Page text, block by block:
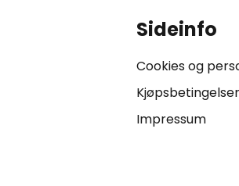
Sideinfo
Cookies og
Kjøpsbetingelser
Impressum